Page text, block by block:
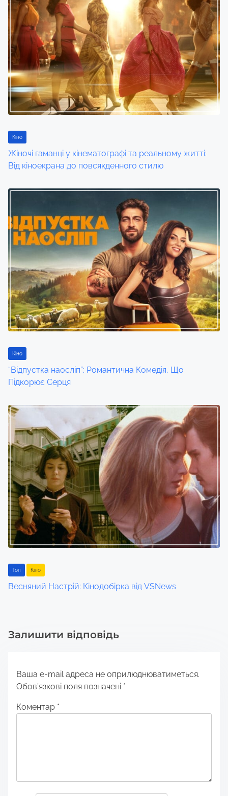
a
v
i
g
a
t
i
o
n
Кіно
Жіночі гаманці у кінематографі та реальному житті:
Від кіноекрана до повсякденного стилю
Кіно
“Відпустка наосліп”: Романтична Комедія, Що
Підкорює Серця
Toп Кіно
Весняний Настрій: Кінодобірка від VSNews
Залишити відповідь
Ваша e-mail адреса не оприлюднюватиметься.
Обов’язкові поля позначені *
Коментар *